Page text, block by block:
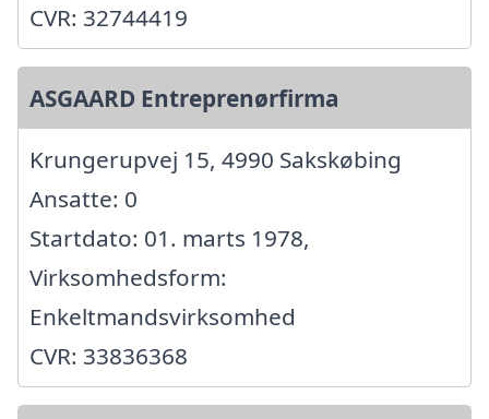
CVR: 32744419
ASGAARD Entreprenørfirma
Krungerupvej 15, 4990 Sakskøbing
Ansatte: 0
Startdato: 01. marts 1978,
Virksomhedsform:
Enkeltmandsvirksomhed
CVR: 33836368